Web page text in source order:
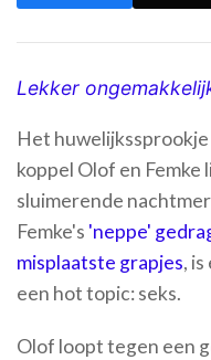
Lekker
Het
koppel Olof en Femke
sluimerende
Femke's 'neppe'
misplaatste grapjes,
een hot topic: seks.
Olof loopt tegen een